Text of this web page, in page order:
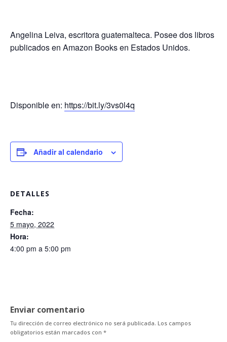
Angelina Leiva, escritora guatemalteca. Posee dos libros
publicados en Amazon Books en Estados Unidos.
Disponible en: https://bit.ly/3vs0l4q
Añadir al calendario
DETALLES
Fecha:
5 mayo, 2022
Hora:
4:00 pm a 5:00 pm
Enviar comentario
Tu dirección de correo electrónico no será publicada. Los campos
obligatorios están marcados con *